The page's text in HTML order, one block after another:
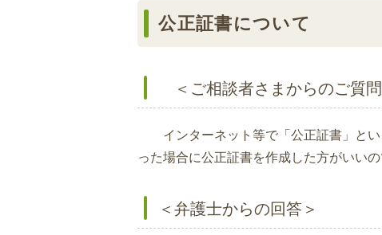
公正証書について
＜ご相談者さまからのご質問
インターネット等で「公正証書」とい
った場合に公正証書を作成した方がいいの
＜弁護士からの回答＞